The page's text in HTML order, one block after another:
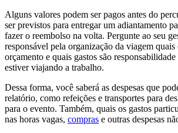
Alguns valores podem ser pagos antes do
ser previstos para entregar um adiantamento
fazer o reembolso na volta. Pergunte ao seu
responsável pela organização da viagem
orçamento e quais gastos são
estiver viajando a trabalho.
Dessa forma, você saberá as despesas que
relatório, como refeições e transportes para
para o evento. Também, quais os gastos
nas horas vagas, compras e outras despesas